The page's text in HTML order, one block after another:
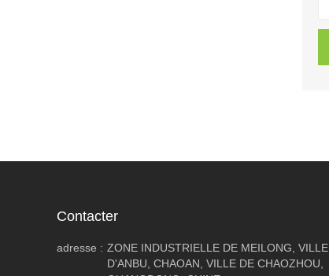
Contacter
adresse : ZONE INDUSTRIELLE DE MEILONG, VILLE
D'ANBU, CHAOAN, VILLE DE CHAOZHOU,